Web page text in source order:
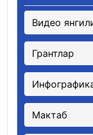
Видео
Грантлар
Мактаб